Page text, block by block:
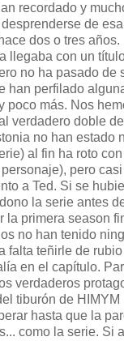
recordado y
de
dos o tres
llegaba con un
no ha pasado de
han perfilado
poco más. Nos
verdadero doble
no han estado
al fin ha roto
pero
a Ted. Si se
la serie antes
la primera season
no han tenido
falta teñirle de
en el capítulo.
verdaderos
tiburón de
hasta que la
como la serie. Si